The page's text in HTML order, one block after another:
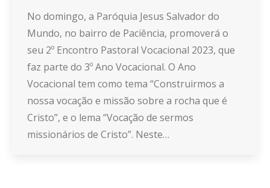
No domingo, a Paróquia Jesus Salvador do
Mundo, no bairro de Paciência, promoverá o
seu 2º Encontro Pastoral Vocacional 2023, que
faz parte do 3º Ano Vocacional. O Ano
Vocacional tem como tema “Construirmos a
nossa vocação e missão sobre a rocha que é
Cristo”, e o lema “Vocação de sermos
missionários de Cristo”. Neste…